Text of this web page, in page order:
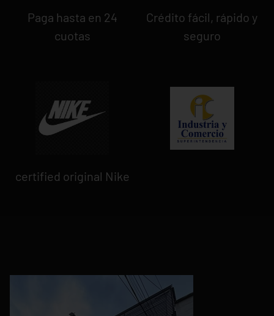
Paga hasta en 24
cuotas
Crédito fácil, rápido y
seguro
certified original Nike